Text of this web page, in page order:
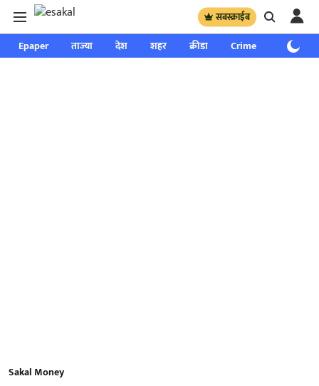
सबस्क्राईब
Epaper ताज्या देश शहर क्रीडा Crime साप्ताहिक
Sakal Money